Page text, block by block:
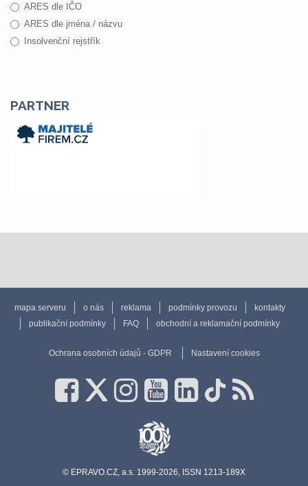
ARES dle IČO
ARES dle jména / názvu
Insolvenční rejstřík
PARTNER
mapa serveru o nás reklama podmínky provozu
kontakty
publikační podmínky
FAQ obchodní a reklamační podmínky
Ochrana osobních údajů - GDPR Nastavení cookies
© EPRAVO.CZ, a.s. 1999-2026, ISSN 1213-189X